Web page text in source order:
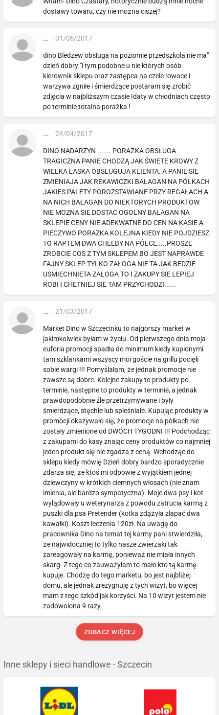
dostawy towaru, czy nie można ciszej?
... 01/06/2017
dino Bledzew obsługa na poziomie przedszkola nie ma"
dzień dobry "i tym podobne u nie których osób
kierownik sklepu oraz zastępca na czele !owoce i
warzywa zgniłe i śmierdzące postaram się zrobić
zdjęcia w najbliższym czasie !daty w chłodniach często
po terminie totalna porażka !
... 24/04/2017
DINO NADARZYN ....... PORAŻKA OBSŁUGA
TRAGICZNA PANIE CHODZĄ JAK ŚWIETE KROWY Z
WIELKA ŁASKA OBSŁUGUJA KLIENTA. A PANIE SIE
ZMIENIAJA JAK REKAWICZKI BAŁAGAN NA PÓŁKACH
JAKIES PALETY POROZSTAWIANE PRZY REGAŁACH A
NA NICH BAŁAGAN DO NIEKTORYCH PRODUKTOW
NIE MOZNA SIE DOSTAC OGOLNY BAŁAGAN NA
SKLEPIE CENY NIE ADEKWATNE DO CEN NA KASIE A
PIECZYWO PORAZKA KOLEJNA KIEDY NIE POJDZIESZ
TO RAPTEM DWA CHLEBY NA PÓŁCE.....PROSZE
ZROBCIE COS Z TYM SKLEPEM BO JEST NAPRAWDE
FAJNY SKLEP TYLKO ZAŁOGA NIE TA JAK BEDZIE
USMIECHNIETA ZAŁOGA TO I ZAKUPY SIE LEPIEJ
ROBI I CHETNIEJ SIE TAM PRZYCHODZI......
... 21/03/2017
Market Dino w Szczecinku to najgorszy market w
jakimkolwiek byłam w życiu. Od pierwszego dnia moja
euforia promocji spadła do minimum kiedy kupionymi
tam szklankami wszyscy moi goście na grillu pocięli
sobie wargi !!! Pomyślałam, że jednak promocje nie
zawsze są dobre. Kolejne zakupy to produkty po
terminie, następne to produkty w terminie, a jednak
prawdopodobnie źle przetrzymywane i były
śmierdzące, stęchłe lub spleśniałe. Kupując produkty w
promocji okazywało się, że promocje na półkach nie
zostały zmienione od DWÓCH TYGODNI !!! Podchodząc
z zakupami do kasy znając ceny produktów co najmniej
jeden produkt się nie zgadza z ceną. Wchodząc do
sklepu kiedy mówię Dzień dobry bardzo sporadycznie
zdarza się, że ktoś mi odpowie z wyjątkiem jednej
dziewczyny w krótkich ciemnych włosach (nie znam
imienia, ale bardzo sympatyczna). Moje dwa psy i kot
wylądowały u weterynarza z powodu zatrucia karmą z
puszki dla psa Pretender (kotka zdążyła złapać dwa
kawałki). Koszt leczenia 120zł. Na uwagę do
pracownika Dino na temat tej karmy pani stwierdziła,
że najwidoczniej to tylko nasze zwierzaki tak
zareagowały na karmę, ponieważ nie miała innych
skarg. Z tego co zauważyłam to mało kto tą karmę
kupuje. Chodzę do tego marketu, bo jest najbliżej
domu, ale jednak zrezygnuję z tych wizyt, bo więcej
mam z tego szkód jak korzyści. Na 10 wizyt jestem nie
zadowolona 9 razy.
ZOBACZ WIĘCEJ
Inne sklepy i sieci handlowe - Szczecin